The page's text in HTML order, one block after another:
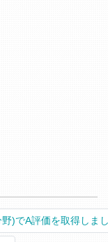
)でA評価を取得しま